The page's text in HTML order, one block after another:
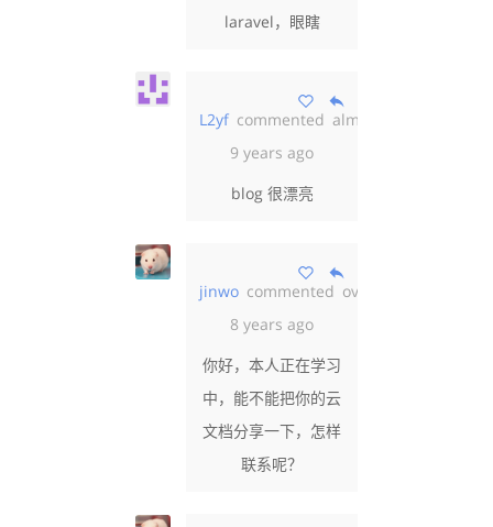
laravel，眼瞎
L2yf commented almost
9 years ago
blog 很漂亮
jinwo commented over
8 years ago
你好，本人正在学习
中，能不能把你的云
文档分享一下，怎样
联系呢？